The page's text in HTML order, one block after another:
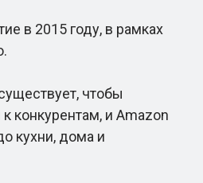
в 2015 году, в рамках
чтобы
конкурентам, и Amazon
кухни, дома и